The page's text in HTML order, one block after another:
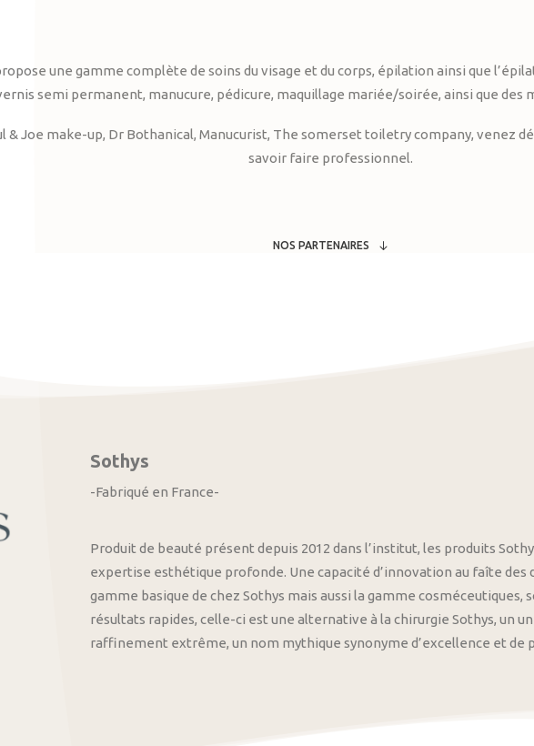
une gamme complète de soins du visage et du corps, épilation ainsi que
semi permanent, manucure, pédicure, maquillage mariée/soirée, ainsi que des
& Joe make-up, Dr Bothanical, Manucurist, The somerset toiletry company, venez
savoir faire professionnel.
NOS PARTENAIRES
Sothys
-Fabriqué en France-
Produit de beauté présent depuis 2012 dans l’institut, les produits
expertise esthétique profonde. Une capacité d’innovation au faîte
gamme basique de chez Sothys mais aussi la gamme
résultats rapides, celle-ci est une alternative à la chirurgie Sothys, un
raffinement extrême, un nom mythique synonyme d’excellence et de